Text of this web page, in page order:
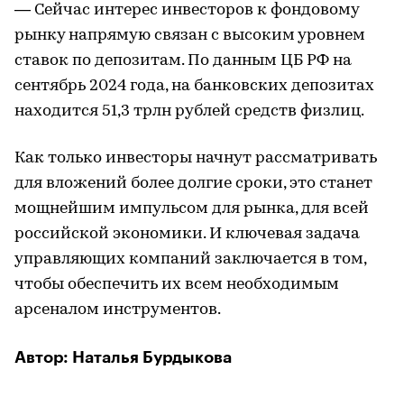
— Сейчас интерес инвесторов к фондовому
рынку напрямую связан с высоким уровнем
ставок по депозитам. По данным ЦБ РФ на
сентябрь 2024 года, на банковских депозитах
находится 51,3 трлн рублей средств физлиц.
Как только инвесторы начнут рассматривать
для вложений более долгие сроки, это станет
мощнейшим импульсом для рынка, для всей
российской экономики. И ключевая задача
управляющих компаний заключается в том,
чтобы обеспечить их всем необходимым
арсеналом инструментов.
Автор: Наталья Бурдыкова